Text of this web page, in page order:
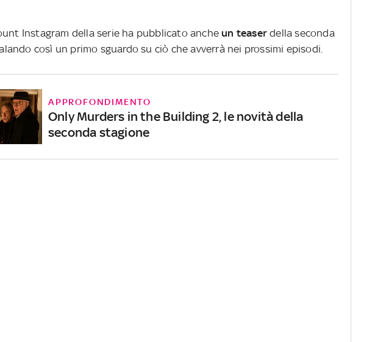
Instagram della serie ha pubblicato ancheun teaser della seconda
così un primo sguardo su ciò che avverrà nei prossimi episodi.
APPROFONDIMENTO
Only Murders in the Building 2, le novità della
seconda stagione